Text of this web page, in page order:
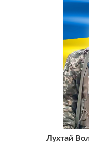
Лухтай